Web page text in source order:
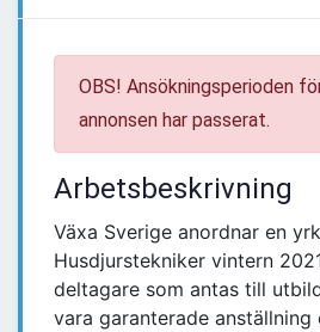
OBS! Ansökningsperioden
annonsen har passerat.
Arbetsbeskrivning
Växa Sverige anordnar en
Husdjurstekniker vintern
deltagare som antas till
vara garanterade